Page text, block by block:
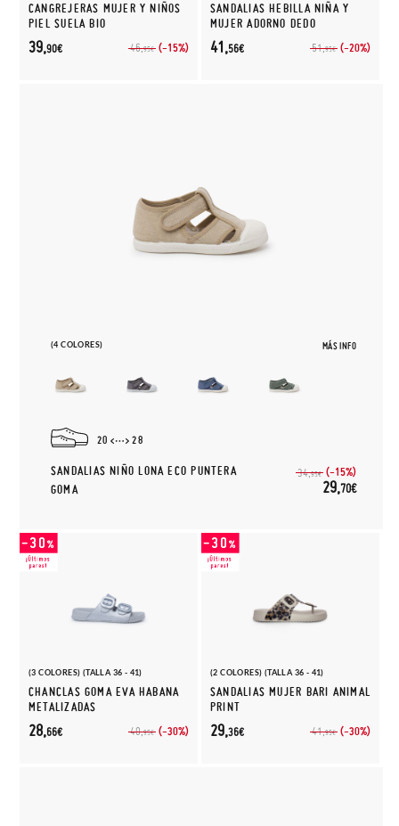
CANGREJERAS MUJER Y NIÑOS
PIEL SUELA BIO
46,95€ (-15%)
39,90€
SANDALIAS HEBILLA NIÑA Y
MUJER ADORNO DEDO
51,95€ (-20%)
41,56€
(4 COLORES) MÁS INFO
20 28
SANDALIAS NIÑO LONA ECO PUNTERA
GOMA
34,95€ (-15%)
29,70€
(3 COLORES) (TALLA 36 - 41)
CHANCLAS GOMA EVA HABANA
METALIZADAS
40,95€ (-30%)
28,66€
(2 COLORES) (TALLA 36 - 41)
SANDALIAS MUJER BARI ANIMAL
PRINT
41,95€ (-30%)
29,36€